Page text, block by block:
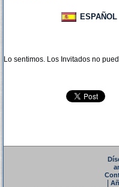
ESPAÑOL
Lo sentimos. Los Invitados no